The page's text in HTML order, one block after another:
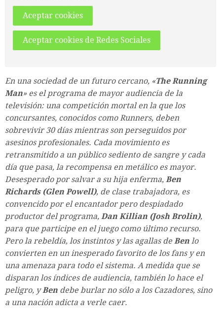
Aceptar cookies
Aceptar cookies de Redes Sociales
En una sociedad de un futuro cercano, «The Running
Man» es el programa de mayor audiencia de la
televisión: una competición mortal en la que los
concursantes, conocidos como Runners, deben
sobrevivir 30 días mientras son perseguidos por
asesinos profesionales. Cada movimiento es
retransmitido a un público sediento de sangre y cada
día que pasa, la recompensa en metálico es mayor.
Desesperado por salvar a su hija enferma, Ben
Richards (Glen Powell), de clase trabajadora, es
convencido por el encantador pero despiadado
productor del programa, Dan Killian (Josh Brolin),
para que participe en el juego como último recurso.
Pero la rebeldía, los instintos y las agallas de Ben lo
convierten en un inesperado favorito de los fans y en
una amenaza para todo el sistema. A medida que se
disparan los índices de audiencia, también lo hace el
peligro, y Ben debe burlar no sólo a los Cazadores, sino
a una nación adicta a verle caer.